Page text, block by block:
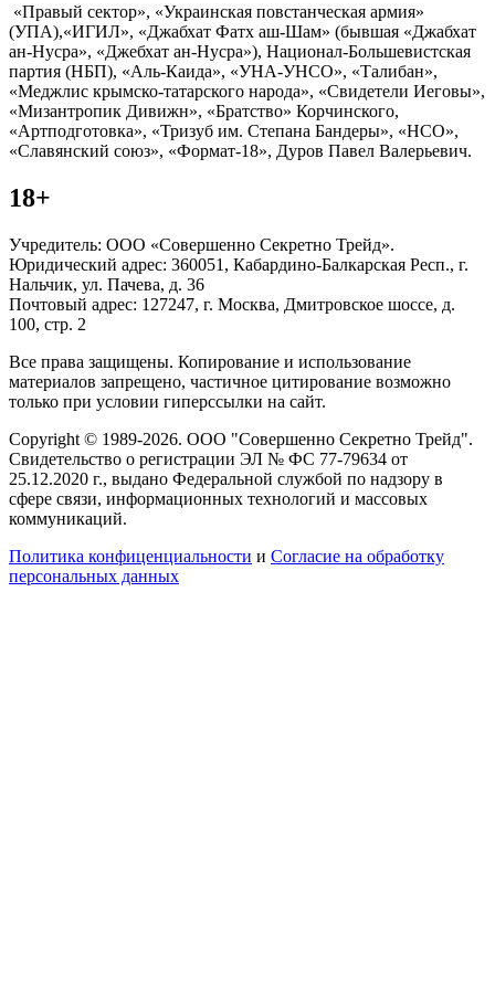
«Правый сектор», «Украинская повстанческая армия»
(УПА),«ИГИЛ», «Джабхат Фатх аш-Шам» (бывшая «Джабхат
ан-Нусра», «Джебхат ан-Нусра»), Национал-Большевистская
партия (НБП), «Аль-Каида», «УНА-УНСО», «Талибан»,
«Меджлис крымско-татарского народа», «Свидетели Иеговы»,
«Мизантропик Дивижн», «Братство» Корчинского,
«Артподготовка», «Тризуб им. Степана Бандеры», «НСО»,
«Славянский союз», «Формат-18», Дуров Павел Валерьевич.
18+
Учредитель: ООО «Совершенно Секретно Трейд».
Юридический адрес: 360051, Кабардино-Балкарская Респ., г.
Нальчик, ул. Пачева, д. 36
Почтовый адрес: 127247, г. Москва, Дмитровское шоссе, д.
100, стр. 2
Все права защищены. Копирование и использование
материалов запрещено, частичное цитирование возможно
только при условии гиперссылки на сайт.
Copyright © 1989-2026. ООО "Совершенно Секретно Трейд".
Свидетельство о регистрации ЭЛ № ФС 77-79634 от
25.12.2020 г., выдано Федеральной службой по надзору в
сфере связи, информационных технологий и массовых
коммуникаций.
Политика конфиценциальности и Согласие на обработку
персональных данных